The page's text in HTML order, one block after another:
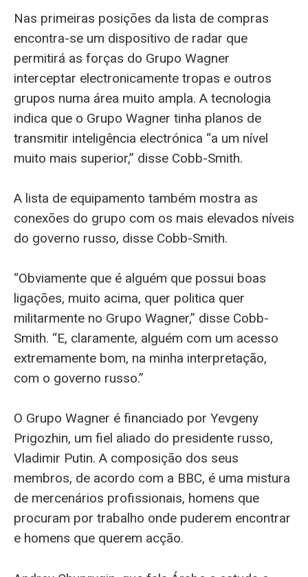
Nas primeiras posições da lista de compras
encontra-se um dispositivo de radar que
permitirá as forças do Grupo Wagner
interceptar electronicamente tropas e outros
grupos numa área muito ampla. A tecnologia
indica que o Grupo Wagner tinha planos de
transmitir inteligência electrónica “a um nível
muito mais superior,” disse Cobb-Smith.
A lista de equipamento também mostra as
conexões do grupo com os mais elevados níveis
do governo russo, disse Cobb-Smith.
“Obviamente que é alguém que possui boas
ligações, muito acima, quer politica quer
militarmente no Grupo Wagner,” disse Cobb-
Smith. “E, claramente, alguém com um acesso
extremamente bom, na minha interpretação,
com o governo russo.”
O Grupo Wagner é financiado por Yevgeny
Prigozhin, um fiel aliado do presidente russo,
Vladimir Putin. A composição dos seus
membros, de acordo com a BBC, é uma mistura
de mercenários profissionais, homens que
procuram por trabalho onde puderem encontrar
e homens que querem acção.